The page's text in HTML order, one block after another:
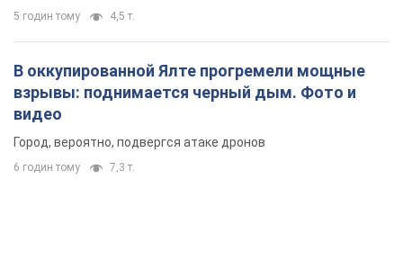
5 годин тому 4,5 т.
В оккупированной Ялте прогремели мощные
взрывы: поднимается черный дым. Фото и
видео
Город, вероятно, подвергся атаке дронов
6 годин тому 7,3 т.